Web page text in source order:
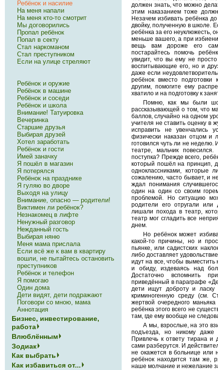
должен знать, что можно
этим наказанием тоже
Незачем избивать ребёнка
двойку, полученную в школе.
ребёнка за его неуклюжесть,
меньше вашего, а при
вещь вам дороже его
постарайтесь помочь
увидит, что вы ему не
воспитывающие его, но и
даже если
ребёнок вместо
другим, помогите ему
хватило и на подготовку к
Помню, как мы были
рассказывающей о том, что
баллов, случайно на одном
учителя не ставить оценку в
исправить не
физически наказан отцом и
готовился чуть ли не неделю.
театре, мальчик
поступка? Прежде всего,
который пошёл на принцип,
одноклассниками, которые
сожалению, часто бывает, и
ждал понимания
один на один со своим
проблемой. Но ситуацию
родители его отругали
лишали похода в театр,
театр мог сгладить все
днем.
Но ребёнок может
какой-то причины, но и
пьянке, или садистских
либо доставляет
идут на все, чтобы
и обиду, издеваясь над
Достаточно вспомнить
приведённый в параграфе
дети ищут доброту и ласку
криминогенную среду (см.
жертвой очередного
ребёнка этого всего не
там, где ему вообще не
А мы, взрослые, на это
подъезда, но никому даже
Привлечь к ответу тирана
сами разберутся. И
не окажется в больнице или
ребёнок находится там же,
наше молчание и нежелание
Ребёнок и насилие
На меня напали
На меня кто-то смотрит
Мы договорились
Пропал ребёнок
Попал в секту
Стал наркоманом
Стал преступником
Если на улице стреляют
Ребёнок и оружие
Ребёнок в машине
Ребёнок и соседи
Ребёнок и школа
Внимание! Татуировка
Вечеринка
Старшие друзья
Выбирая друзей
Хотел заработать
Ребёнок и гости
Имей заначку
Я пошёл в магазин
Я потерялся
Ребёнок на празднике
Я гуляю во дворе
Выходя на улицу
Внимание, опасно — родители!
Виктимен ли ребёнок?
Незнакомец в лифте
Ненужный разговор
Нежданный гость
Выбирая няню
Меня мама прислала
Если всё же к вам в квартиру
вошли, не пытайтесь остановить
преступников
Ребёнок и телефон
Я помогаю
Один дома
Дети видят, дети подражают
Поговори со мною, мама
Аннотация
Бизнес, инвестирование,
работа
Влюблённым
Зодиак
Как выбрать
Как избавиться от...